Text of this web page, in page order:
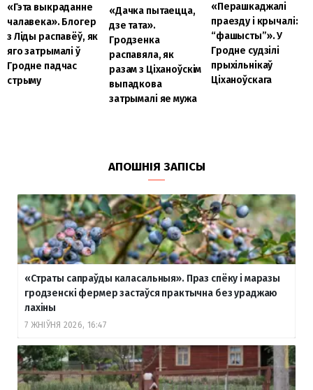
«Гэта выкраданне
чалавека». Блогер
з Ліды распавёў, як
яго затрымалі ў
Гродне падчас
стрыму
«Дачка пытаецца,
дзе тата».
Гродзенка
распавяла, як
разам з Ціханоўскім
выпадкова
затрымалі яе мужа
«Перашкаджалі
праезду і крычалі:
“фашысты”». У
Гродне судзілі
прыхільнікаў
Ціханоўскага
АПОШНІЯ ЗАПІСЫ
«Страты сапраўды каласальныя». Праз спёку і маразы
гродзенскі фермер застаўся практычна без ураджаю
лахіны
7 ЖНІЎНЯ 2026, 16:47